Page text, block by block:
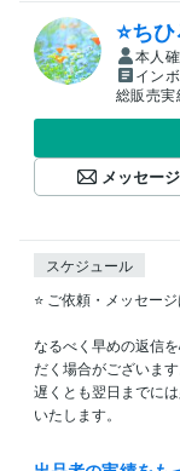
⭐️ちひ
本人
イン
総販売実
メッセー
スケジュール
⭐️ ご依頼・メッセー
なるべく早めの返信
だく場合がございます
遅くとも翌日までに
いたします。